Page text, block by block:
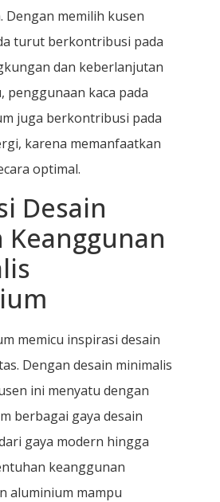
Dengan memilih kusen
turut berkontribusi pada
dan keberlanjutan
penggunaan kaca pada
juga berkontribusi pada
karena memanfaatkan
optimal.
Desain
Keanggunan
memicu inspirasi desain
Dengan desain minimalis
ini menyatu dengan
berbagai gaya desain
gaya modern hingga
keanggunan
aluminium mampu